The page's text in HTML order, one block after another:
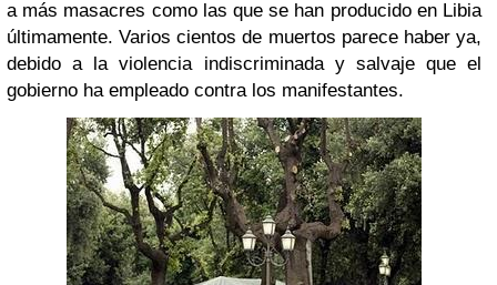
a más masacres como las que se han producido en Libia
últimamente. Varios cientos de muertos parece haber ya,
debido a la violencia indiscriminada y salvaje que el
gobierno ha empleado contra los manifestantes.